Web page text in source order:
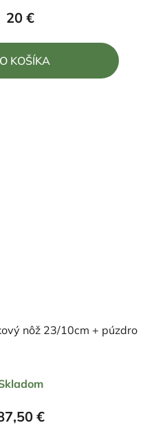
produktu
z
20 €
KOŠÍKA
nôž 23/10cm + púzdro
hodnotenie
produktu
€